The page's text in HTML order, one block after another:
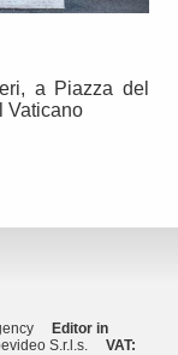
a Piazza del
Vaticano
Editor in
S.r.l.s. VAT: